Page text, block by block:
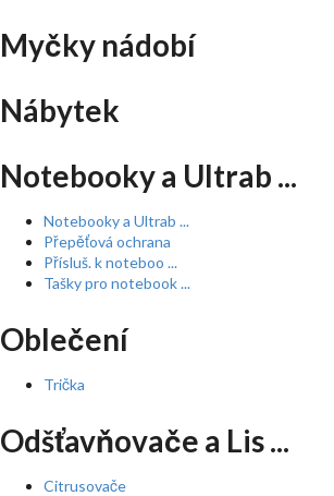
Myčky nádobí
Nábytek
Notebooky a Ultrab ...
Notebooky a Ultrab ...
Přepěťová ochrana
Přísluš. k noteboo ...
Tašky pro notebook ...
Oblečení
Trička
Odšťavňovače a Lis ...
Citrusovače